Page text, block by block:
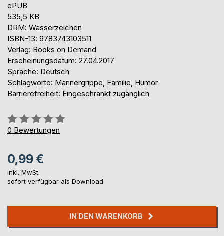
ePUB
535,5 KB
DRM: Wasserzeichen
ISBN-13: 9783743103511
Verlag: Books on Demand
Erscheinungsdatum: 27.04.2017
Sprache: Deutsch
Schlagworte: Männergrippe, Familie, Humor
Barrierefreiheit: Eingeschränkt zugänglich
Bewertung::
0%
0 Bewertungen
0,99 €
inkl. MwSt.
sofort verfügbar als Download
IN DEN WARENKORB